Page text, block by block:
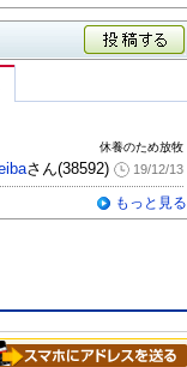
休養のため放牧
さん(38592) 19/12/13
もっと見る